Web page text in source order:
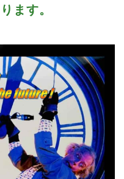
ます。